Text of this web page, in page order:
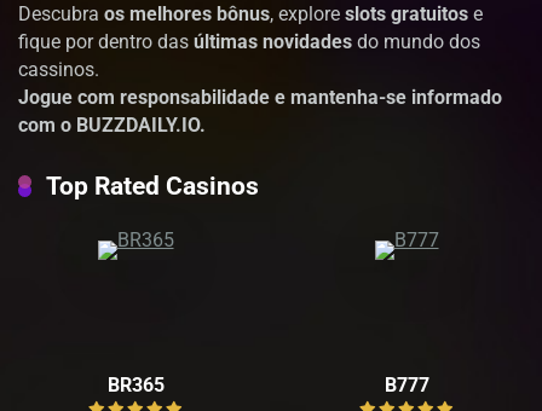
Descubra os melhores bônus, explore slots gratuitos e
fique por dentro das últimas novidades do mundo dos
cassinos.
Jogue com responsabilidade e mantenha-se informado
com o BUZZDAILY.IO.
Top Rated Casinos
BR365 B777